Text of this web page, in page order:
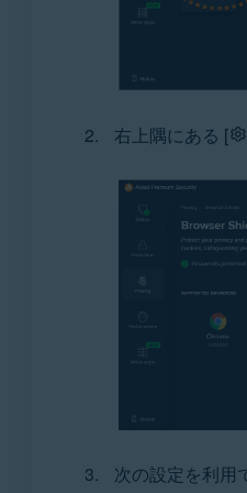
右上隅にある [
次の設定を利用